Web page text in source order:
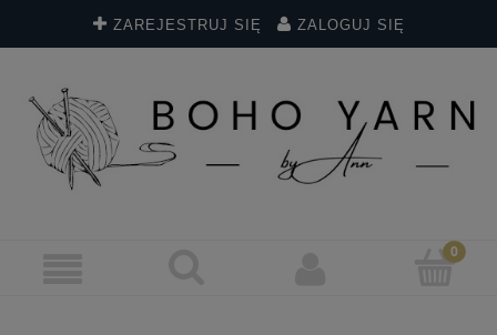
ZAREJESTRUJ SIĘ ZALOGUJ SIĘ